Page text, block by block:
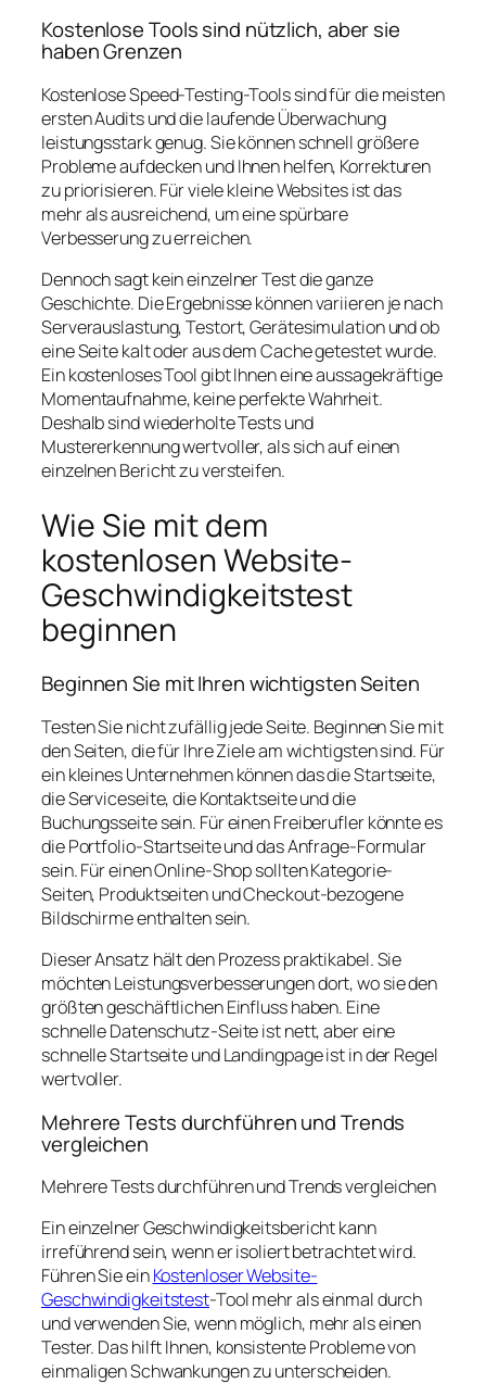
Kostenlose Tools sind nützlich, aber sie
haben Grenzen
Kostenlose Speed-Testing-Tools sind für die meisten
ersten Audits und die laufende Überwachung
leistungsstark genug. Sie können schnell größere
Probleme aufdecken und Ihnen helfen, Korrekturen
zu priorisieren. Für viele kleine Websites ist das
mehr als ausreichend, um eine spürbare
Verbesserung zu erreichen.
Dennoch sagt kein einzelner Test die ganze
Geschichte. Die Ergebnisse können variieren je nach
Serverauslastung, Testort, Gerätesimulation und ob
eine Seite kalt oder aus dem Cache getestet wurde.
Ein kostenloses Tool gibt Ihnen eine aussagekräftige
Momentaufnahme, keine perfekte Wahrheit.
Deshalb sind wiederholte Tests und
Mustererkennung wertvoller, als sich auf einen
einzelnen Bericht zu versteifen.
Wie Sie mit dem
kostenlosen Website-
Geschwindigkeitstest
beginnen
Beginnen Sie mit Ihren wichtigsten Seiten
Testen Sie nicht zufällig jede Seite. Beginnen Sie mit
den Seiten, die für Ihre Ziele am wichtigsten sind. Für
ein kleines Unternehmen können das die Startseite,
die Serviceseite, die Kontaktseite und die
Buchungsseite sein. Für einen Freiberufler könnte es
die Portfolio-Startseite und das Anfrage-Formular
sein. Für einen Online-Shop sollten Kategorie-
Seiten, Produktseiten und Checkout-bezogene
Bildschirme enthalten sein.
Dieser Ansatz hält den Prozess praktikabel. Sie
möchten Leistungsverbesserungen dort, wo sie den
größten geschäftlichen Einfluss haben. Eine
schnelle Datenschutz-Seite ist nett, aber eine
schnelle Startseite und Landingpage ist in der Regel
wertvoller.
Mehrere Tests durchführen und Trends
vergleichen
Mehrere Tests durchführen und Trends vergleichen
Ein einzelner Geschwindigkeitsbericht kann
irreführend sein, wenn er isoliert betrachtet wird.
Führen Sie einKostenloser Website-
Geschwindigkeitstest-Tool mehr als einmal durch
und verwenden Sie, wenn möglich, mehr als einen
Tester. Das hilft Ihnen, konsistente Probleme von
einmaligen Schwankungen zu unterscheiden.